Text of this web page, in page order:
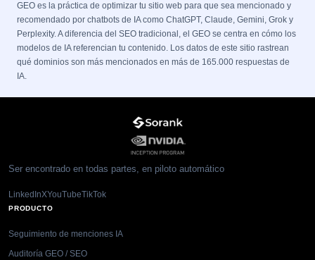
GEO es la práctica de optimizar tu sitio web para que sea mencionado y
recomendado por chatbots de IA como ChatGPT, Claude, Gemini, Grok y
Perplexity. A diferencia del SEO tradicional, el GEO se centra en cómo los
modelos de IA referencian tu contenido. Los datos de este sitio rastrean
qué dominios son más mencionados en más de 165.000 respuestas de
IA.
Ser encontrado en todas partes, en piloto automático
LinkedInXYouTubeTikTok
PRODUCTO
Seguimiento de menciones IA
Auditoría GEO / SEO